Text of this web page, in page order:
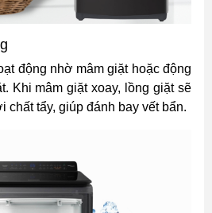
động nhờ mâm giặt hoặc động
Khi mâm giặt xoay, lồng giặt sẽ
chất tẩy, giúp đánh bay vết bẩn.